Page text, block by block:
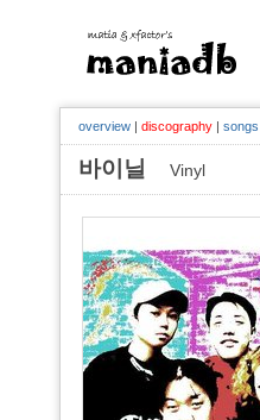
overview | discography | songs
바이닐 Vinyl